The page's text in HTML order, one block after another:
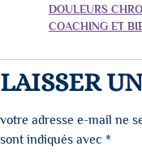
DOULEURS
COACHING ET
LAISSER
votre adresse e-mail ne
sont indiqués avec *